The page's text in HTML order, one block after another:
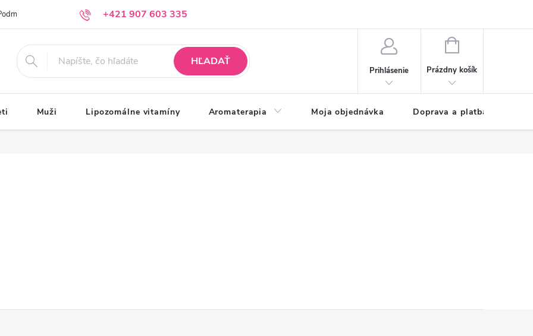
+421 907 603 335
info@krasazprirody.sk
ochrany osobných údajov Moja objednávka
HĽADAŤ
Prihlásenie
NÁKUPNÝ
Prázdny košík
Muži Lipozomálne vitamíny Aromaterapia Moja objednávka Doprava a platba